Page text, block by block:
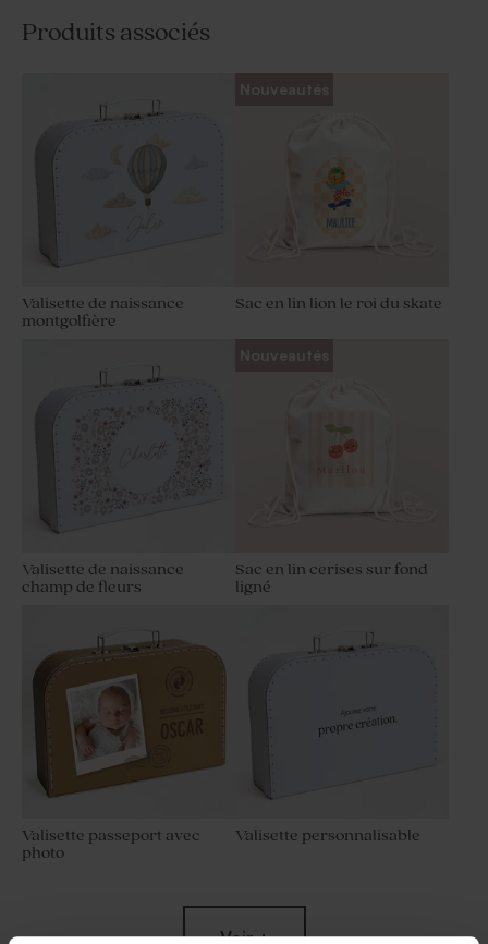
Produits associés
Valisette de naissance
montgolfière
Nouveautés
Sac en lin lion le roi du skate
Valisette de naissance
champ de fleurs
Nouveautés
Sac en lin cerises sur fond
ligné
Valisette passeport avec
photo
Valisette personnalisable
Voir +